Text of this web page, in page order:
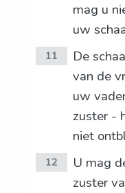
mag u
uw
11
De
van de
uw
zuster -
niet
12
U mag
zuster